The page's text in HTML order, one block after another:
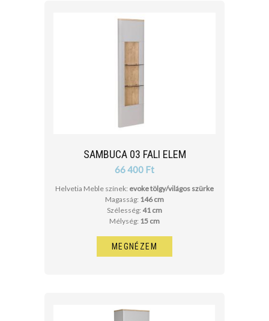
SAMBUCA 03 FALI ELEM
66 400 Ft
Helvetia Meble színek: evoke tölgy/világos szürke
Magasság: 146 cm
Szélesség: 41 cm
Mélység: 15 cm
MEGNÉZEM